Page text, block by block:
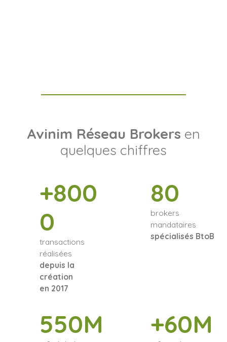
Avinim Réseau Brokers en
quelques chiffres
+800
0
transactions
réalisées
depuis la
création
en 2017
80
brokers
mandataires
spécialisés BtoB
550M +60M